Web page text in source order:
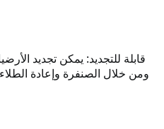
قابلة للتجديد: يمكن تجديد
ومن خلال الصنفرة وإعادة